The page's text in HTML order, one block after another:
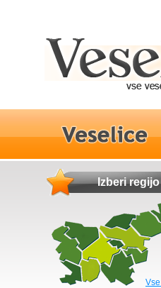
Izberi regijo